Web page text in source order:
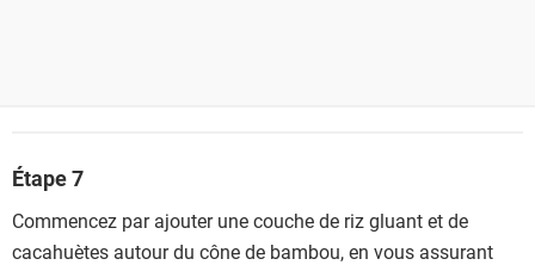
Étape 7
Commencez par ajouter une couche de riz gluant et de
cacahuètes autour du cône de bambou, en vous assurant